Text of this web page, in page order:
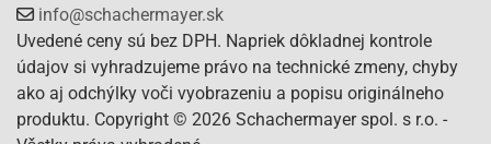
info@schachermayer.sk
Uvedené ceny sú bez DPH. Napriek dôkladnej kontrole
údajov si vyhradzujeme právo na technické zmeny, chyby
ako aj odchýlky voči vyobrazeniu a popisu originálneho
produktu. Copyright © 2026 Schachermayer spol. s r.o. -